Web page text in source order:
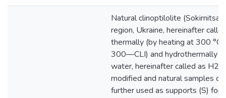
Natural clinoptilolite (Sokirnitsa,
region, Ukraine, hereinafter
thermally (by heating at 300
300—CLI) and hydrothermally
water, hereinafter called as
modified and natural samples
further used as supports (S) for